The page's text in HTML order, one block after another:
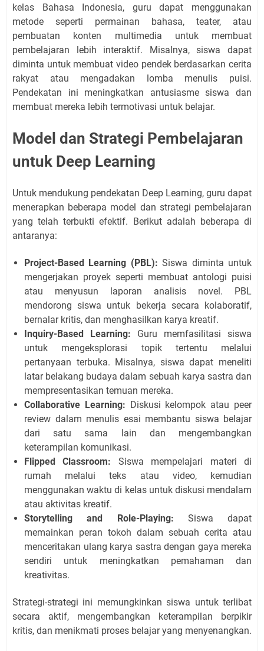
kelas Bahasa Indonesia, guru dapat menggunakan
metode seperti permainan bahasa, teater, atau
pembuatan konten multimedia untuk membuat
pembelajaran lebih interaktif. Misalnya, siswa dapat
diminta untuk membuat video pendek berdasarkan cerita
rakyat atau mengadakan lomba menulis puisi.
Pendekatan ini meningkatkan antusiasme siswa dan
membuat mereka lebih termotivasi untuk belajar.
Model dan Strategi Pembelajaran
untuk Deep Learning
Untuk mendukung pendekatan Deep Learning, guru dapat
menerapkan beberapa model dan strategi pembelajaran
yang telah terbukti efektif. Berikut adalah beberapa di
antaranya:
Project-Based Learning (PBL): Siswa diminta untuk
mengerjakan proyek seperti membuat antologi puisi
atau menyusun laporan analisis novel. PBL
mendorong siswa untuk bekerja secara kolaboratif,
bernalar kritis, dan menghasilkan karya kreatif.
Inquiry-Based Learning: Guru memfasilitasi siswa
untuk mengeksplorasi topik tertentu melalui
pertanyaan terbuka. Misalnya, siswa dapat meneliti
latar belakang budaya dalam sebuah karya sastra dan
mempresentasikan temuan mereka.
Collaborative Learning: Diskusi kelompok atau peer
review dalam menulis esai membantu siswa belajar
dari satu sama lain dan mengembangkan
keterampilan komunikasi.
Flipped Classroom: Siswa mempelajari materi di
rumah melalui teks atau video, kemudian
menggunakan waktu di kelas untuk diskusi mendalam
atau aktivitas kreatif.
Storytelling and Role-Playing: Siswa dapat
memainkan peran tokoh dalam sebuah cerita atau
menceritakan ulang karya sastra dengan gaya mereka
sendiri untuk meningkatkan pemahaman dan
kreativitas.
Strategi-strategi ini memungkinkan siswa untuk terlibat
secara aktif, mengembangkan keterampilan berpikir
kritis, dan menikmati proses belajar yang menyenangkan.